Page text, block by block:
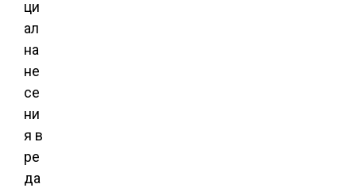
ци
ал
на
не
се
ни
я в
ре
да